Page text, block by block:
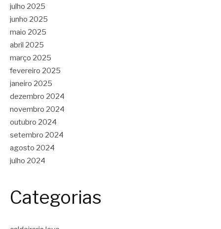
julho 2025
junho 2025
maio 2025
abril 2025
março 2025
fevereiro 2025
janeiro 2025
dezembro 2024
novembro 2024
outubro 2024
setembro 2024
agosto 2024
julho 2024
Categorias